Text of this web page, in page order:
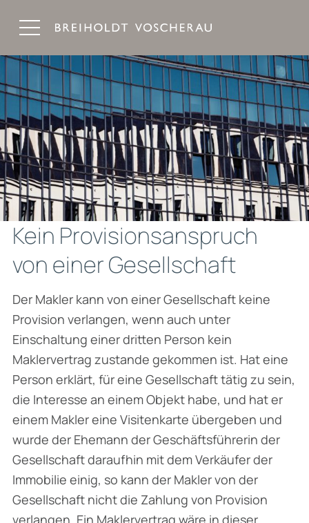
Kein Provisionsanspruch
von einer Gesellschaft
Der Makler kann von einer Gesellschaft keine
Provision verlangen, wenn auch unter
Einschaltung einer dritten Person kein
Maklervertrag zustande gekommen ist. Hat eine
Person erklärt, für eine Gesellschaft tätig zu sein,
die Interesse an einem Objekt habe, und hat er
einem Makler eine Visitenkarte übergeben und
wurde der Ehemann der Geschäftsführerin der
Gesellschaft daraufhin mit dem Verkäufer der
Immobilie einig, so kann der Makler von der
Gesellschaft nicht die Zahlung von Provision
verlangen. Ein Maklervertrag wäre in dieser